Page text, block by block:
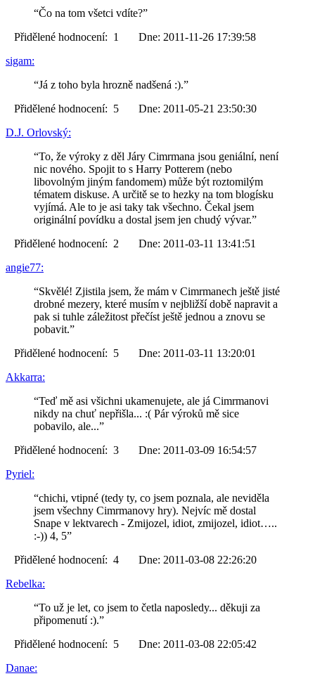
“Čo na tom všetci vdíte?”
Přidělené hodnocení: 1 Dne: 2011-11-26 17:39:58
sigam:
“Já z toho byla hrozně nadšená :).”
Přidělené hodnocení: 5 Dne: 2011-05-21 23:50:30
D.J. Orlovský:
“To, že výroky z děl Járy Cimrmana jsou geniální, není
nic nového. Spojit to s Harry Potterem (nebo
libovolným jiným fandomem) může být roztomilým
tématem diskuse. A určitě se to hezky na tom blogísku
vyjímá. Ale to je asi taky tak všechno. Čekal jsem
originální povídku a dostal jsem jen chudý vývar.”
Přidělené hodnocení: 2 Dne: 2011-03-11 13:41:51
angie77:
“Skvělé! Zjistila jsem, že mám v Cimrmanech ještě jisté
drobné mezery, které musím v nejbližší době napravit a
pak si tuhle záležitost přečíst ještě jednou a znovu se
pobavit.”
Přidělené hodnocení: 5 Dne: 2011-03-11 13:20:01
Akkarra:
“Teď mě asi všichni ukamenujete, ale já Cimrmanovi
nikdy na chuť nepřišla... :( Pár výroků mě sice
pobavilo, ale...”
Přidělené hodnocení: 3 Dne: 2011-03-09 16:54:57
Pyriel:
“chichi, vtipné (tedy ty, co jsem poznala, ale neviděla
jsem všechny Cimrmanovy hry). Nejvíc mě dostal
Snape v lektvarech - Zmijozel, idiot, zmijozel, idiot…..
:-)) 4, 5”
Přidělené hodnocení: 4 Dne: 2011-03-08 22:26:20
Rebelka:
“To už je let, co jsem to četla naposledy... děkuji za
připomenutí :).”
Přidělené hodnocení: 5 Dne: 2011-03-08 22:05:42
Danae: